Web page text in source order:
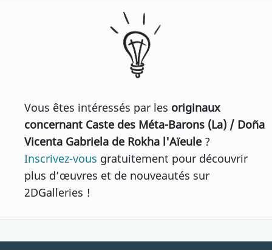
Vous êtes intéressés par les originaux
concernant Caste des Méta-Barons (La) / Doña
Vicenta Gabriela de Rokha l'Aïeule ?
Inscrivez-vous gratuitement pour découvrir
plus d’œuvres et de nouveautés sur
2DGalleries !